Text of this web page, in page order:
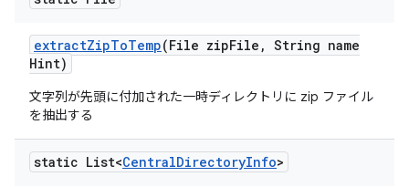
extractZipToTemp(File zipFile , String name
Hint)
文字列が先頭に付加された一時ディレクトリに zip ファイル
を抽出する
static List<CentralDirectoryInfo>